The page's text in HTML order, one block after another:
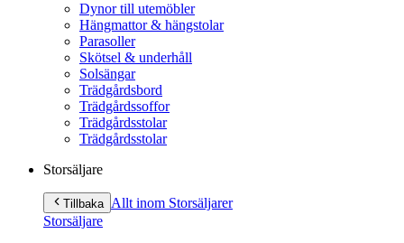
Dynor till utemöbler
Hängmattor & hängstolar
Parasoller
Skötsel & underhåll
Solsängar
Trädgårdsbord
Trädgårdssoffor
Trädgårdsstolar
Trädgårdsstolar
Storsäljare
Tillbaka Allt inom Storsäljarer
Storsäljare